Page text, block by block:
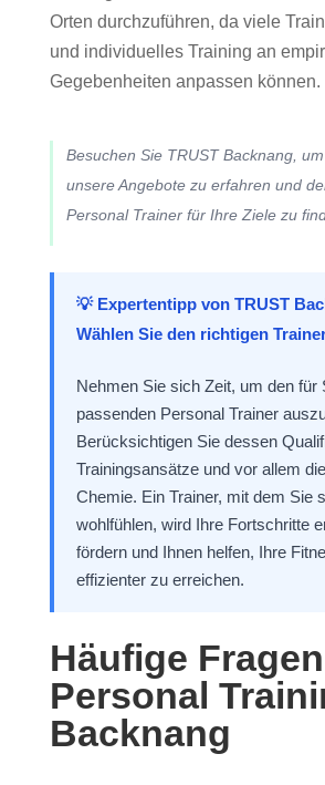
Orten durchzuführen, da viele
und individuelles Training an
Gegebenheiten anpassen können.
Besuchen Sie TRUST Backnang,
unsere Angebote zu erfahren und
Personal Trainer für Ihre Ziele zu
💡 Expertentipp von TRUST
Wählen Sie den richtigen
Nehmen Sie sich Zeit, um den für
passenden Personal Trainer
Berücksichtigen Sie dessen
Trainingsansätze und vor allem
Chemie. Ein Trainer, mit dem Sie
wohlfühlen, wird Ihre Fortschritte
fördern und Ihnen helfen, Ihre
effizienter zu erreichen.
Häufige
Personal
Backnang